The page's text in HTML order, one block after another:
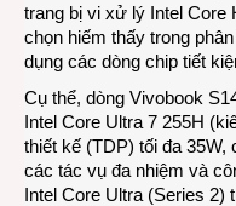
trang bị vi xử lý Intel Core
chọn hiếm thấy trong
dụng các dòng chip tiết
Cụ thể, dòng Vivobook
Intel Core Ultra 7 255H
thiết kế (TDP) tối đa
các tác vụ đa nhiệm và
Intel Core Ultra (Series 2)